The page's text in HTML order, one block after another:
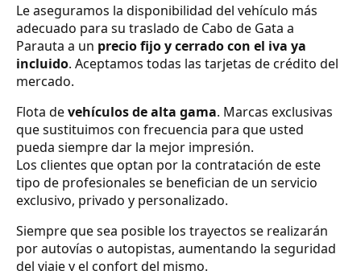
Le aseguramos la disponibilidad del vehículo más
adecuado para su traslado de Cabo de Gata a
Parauta a un precio fijo y cerrado con el iva ya
incluido. Aceptamos todas las tarjetas de crédito del
mercado.
Flota devehículos de alta gama. Marcas exclusivas
que sustituimos con frecuencia para que usted
pueda siempre dar la mejor impresión.
Los clientes que optan por la contratación de este
tipo de profesionales se benefician de un servicio
exclusivo, privado y personalizado.
Siempre que sea posible los trayectos se realizarán
por autovías o autopistas, aumentando la seguridad
del viaje y el confort del mismo.